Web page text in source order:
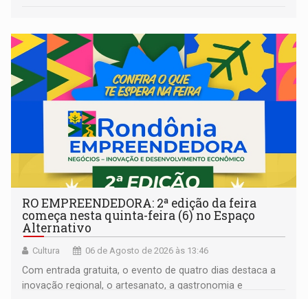
RO EMPREENDEDORA: 2ª edição da feira
começa nesta quinta-feira (6) no Espaço
Alternativo
Cultura 06 de Agosto de 2026 às 13:46
Com entrada gratuita, o evento de quatro dias destaca a
inovação regional, o artesanato, a gastronomia e